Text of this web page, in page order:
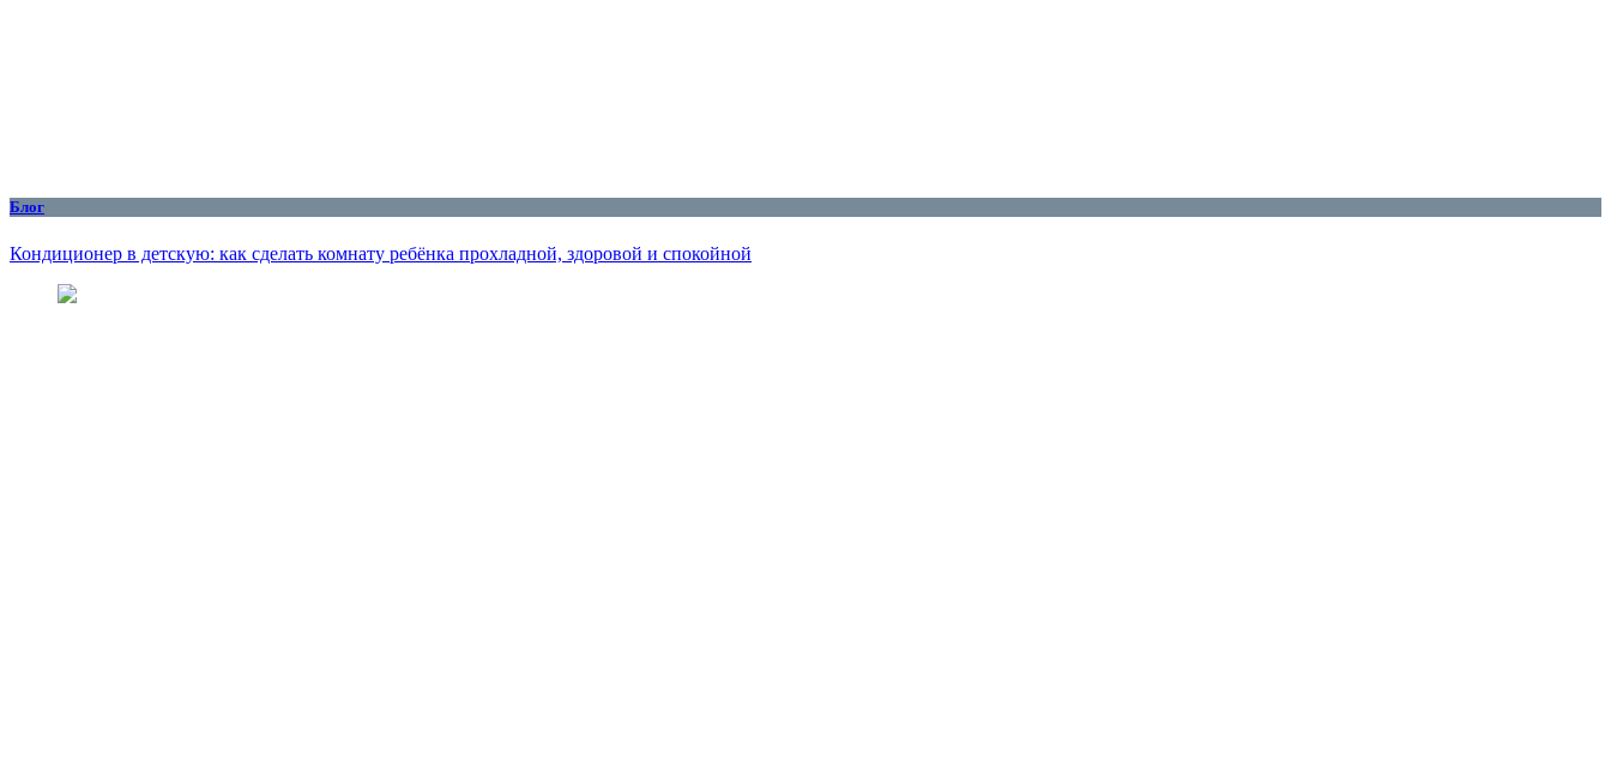
Блог
Кондиционер в детскую: как сделать комнату ребёнка прохладной, здоровой и спокойной